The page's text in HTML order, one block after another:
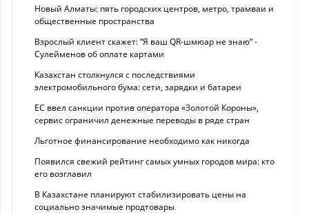
Новый Алматы: пять городских центров, метро, трамваи и
общественные пространства
Взрослый клиент скажет: “Я ваш QR-шмюар не знаю“ -
Сулейменов об оплате картами
Казахстан столкнулся с последствиями
электромобильного бума: сети, зарядки и батареи
ЕС ввел санкции против оператора «Золотой Короны»,
сервис ограничил денежные переводы в ряде стран
Льготное финансирование необходимо как никогда
Появился свежий рейтинг самых умных городов мира: кто
его возглавил
В Казахстане планируют стабилизировать цены на
социально значимые продтовары